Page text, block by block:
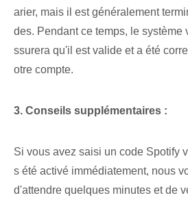
arier, mais il est généralement
des. ⁣Pendant⁢ ce temps, le système
ssurera qu'il est valide⁤ et a été
otre compte.
3. Conseils supplémentaires :
Si vous avez saisi un code Spotify
s été activé immédiatement, nous
d'attendre quelques minutes et de